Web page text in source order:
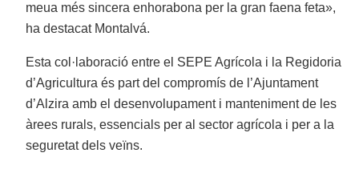
meua més sincera enhorabona per la gran faena feta»,
ha destacat Montalvá.
Esta col·laboració entre el SEPE Agrícola i la Regidoria
d’Agricultura és part del compromís de l’Ajuntament
d’Alzira amb el desenvolupament i manteniment de les
àrees rurals, essencials per al sector agrícola i per a la
seguretat dels veïns.